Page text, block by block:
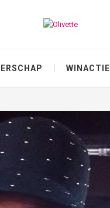
WINACTIE